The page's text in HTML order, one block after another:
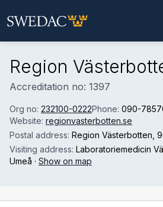
Region
Accreditation no: 1397
Org no: 232100-0222Phone: 090-
Website: regionvasterbotten.se
Postal address: Region Västerbotten ,
Visiting address: Laboratoriemedicin
Umeå · Show on map